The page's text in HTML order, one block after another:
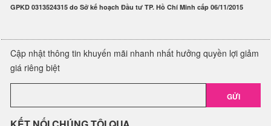
GPKD 0313524315 do Sở kế hoạch Đầu tư TP. Hồ Chí Minh cấp 06/11/2015
Cập nhật thông tin khuyến mãi nhanh nhất hưởng quyền lợi giảm
giá riêng biệt
GỬI